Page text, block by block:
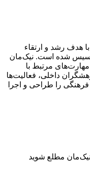
هدف رشد و ارتقاء
شده است. نیک‌مان
مرتبط با
داخلی، فعالیت‌ها
را طراحی و اجرا
نیک‌مان مطلع شوید